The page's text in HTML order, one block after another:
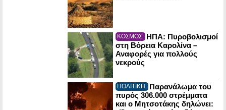
ΚΟΣΜΟΣ: ΗΠΑ: Πυροβολισμοί
στη Βόρεια Καρολίνα –
Αναφορές για πολλούς
νεκρούς
ΠΟΛΙΤΙΚΗ: Παρανάλωμα του
πυρός 306.000 στρέμματα
και ο Μητσοτάκης δηλώνει: